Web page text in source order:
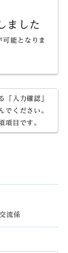
ました
能となりま
「入力確認」
でください。
項目です。
流係